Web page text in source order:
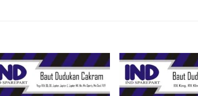
Tambahkan
ke Wishlist